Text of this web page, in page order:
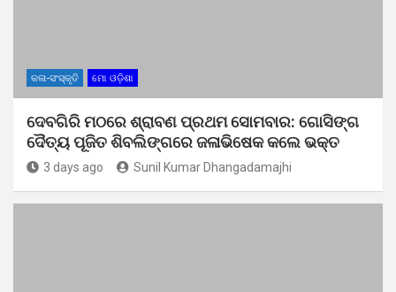
କଳା-ସଂସ୍କୃତି ମୋ ଓଡ଼ିଶା
ଦେବଗିରି ମଠରେ ଶ୍ରାବଣ ପ୍ରଥମ ସୋମବାର: ଗୋସିଙ୍ଗ
ଦୈତ୍ୟ ପୂଜିତ ଶିବଲିଙ୍ଗରେ ଜଳାଭିଷେକ କଲେ ଭକ୍ତ
3 days ago Sunil Kumar Dhangadamajhi